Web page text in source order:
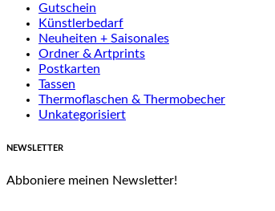
Gutschein
Künstlerbedarf
Neuheiten + Saisonales
Ordner & Artprints
Postkarten
Tassen
Thermoflaschen & Thermobecher
Unkategorisiert
NEWSLETTER
Abboniere meinen Newsletter!